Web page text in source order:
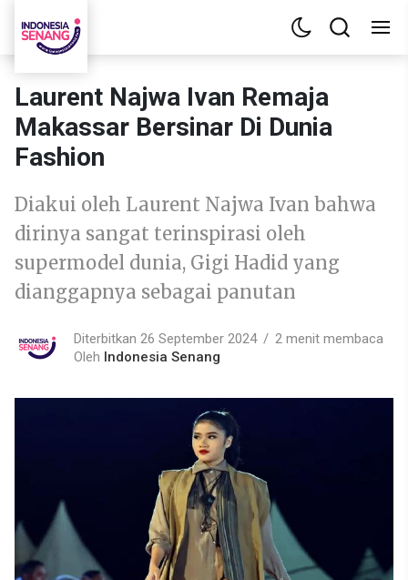
Laurent Najwa Ivan Remaja
Makassar Bersinar Di Dunia
Fashion
Diakui oleh Laurent Najwa Ivan bahwa
dirinya sangat terinspirasi oleh
supermodel dunia, Gigi Hadid yang
dianggapnya sebagai panutan
Diterbitkan 26 September 2024
2 menit membaca
Oleh Indonesia Senang